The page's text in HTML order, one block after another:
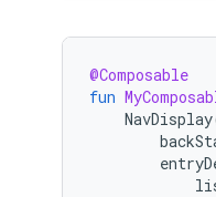
@Composable
fun
NavDisplay